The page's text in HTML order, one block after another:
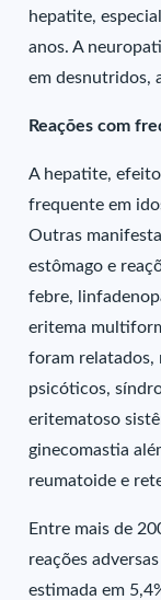
hepatite,
anos. A
em desnutridos,
Reações com
A hepatite,
frequente em
Outras
estômago e
febre,
eritema
foram relatados,
psicóticos,
eritematoso
ginecomastia
reumatoide e
Entre mais de
reações
estimada em